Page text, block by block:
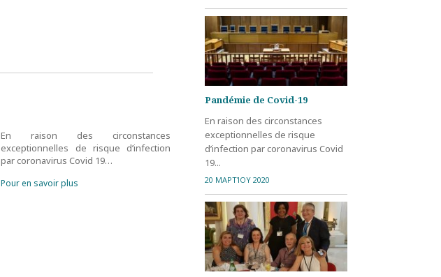
En raison des circonstances
exceptionnelles de risque d’infection
par coronavirus Covid 19…
Pour en savoir plus
Pandémie de Covid-19
En raison des circonstances
exceptionnelles de risque
d’infection par coronavirus Covid
19...
20 ΜΑΡΤΊΟΥ 2020